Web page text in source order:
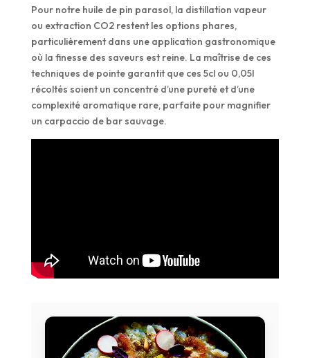
Pour notre huile de pin parasol, la distillation vapeur
ou extraction CO2 restent les options phares,
particulièrement dans une application gastronomique
où la finesse des saveurs est reine. La maîtrise de ces
techniques de pointe garantit que ces 5cl ou 0,05l
récoltés soient un concentré d’une pureté et d’une
complexité aromatique rare, parfaite pour magnifier
un carpaccio de bar sauvage.